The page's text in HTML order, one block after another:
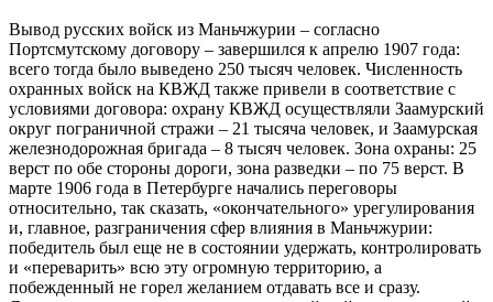
Вывод русских войск из Маньчжурии – согласно
Портсмутскому договору – завершился к апрелю 1907 года:
всего тогда было выведено 250 тысяч человек. Численность
охранных войск на КВЖД также привели в соответствие с
условиями договора: охрану КВЖД осуществляли Заамурский
округ пограничной стражи – 21 тысяча человек, и Заамурская
железнодорожная бригада – 8 тысяч человек. Зона охраны: 25
верст по обе стороны дороги, зона разведки – по 75 верст. В
марте 1906 года в Петербурге начались переговоры
относительно, так сказать, «окончательного» урегулирования
и, главное, разграничения сфер влияния в Маньчжурии:
победитель был еще не в состоянии удержать, контролировать
и «переварить» всю эту огромную территорию, а
побежденный не горел желанием отдавать все и сразу.